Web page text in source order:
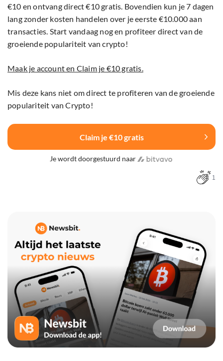
€10 en ontvang direct €10 gratis. Bovendien kun je 7 dagen
lang zonder kosten handelen over je eerste €10.000 aan
transacties. Start vandaag nog en profiteer direct van de
groeiende populariteit van crypto!
Maak je account en Claim je €10 gratis.
Mis deze kans niet om direct te profiteren van de groeiende
populariteit van Crypto!
Claim je €10 gratis
Je wordt doorgestuurd naar
1